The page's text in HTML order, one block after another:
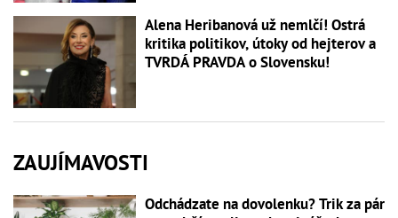
Alena Heribanová už nemlčí! Ostrá
kritika politikov, útoky od hejterov a
TVRDÁ PRAVDA o Slovensku!
ZAUJÍMAVOSTI
Odchádzate na dovolenku? Trik za pár